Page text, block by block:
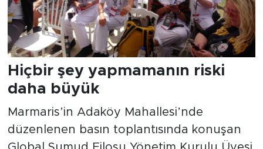
Hiçbir şey yapmamanın riski
daha büyük
Marmaris’in Adaköy Mahallesi’nde
düzenlenen basın toplantısında konuşan